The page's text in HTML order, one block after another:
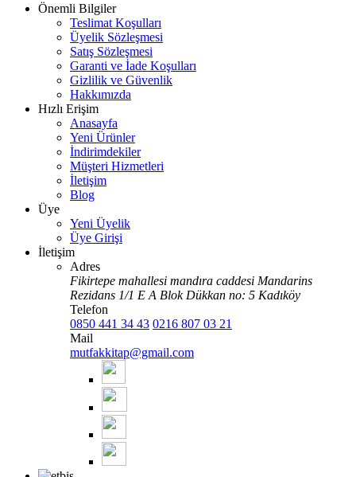
Önemli Bilgiler
Teslimat Koşulları
Üyelik Sözleşmesi
Satış Sözleşmesi
Garanti ve İade Koşulları
Gizlilik ve Güvenlik
Hakkımızda
Hızlı Erişim
Anasayfa
Yeni Ürünler
İndirimdekiler
Müşteri Hizmetleri
İletişim
Blog
Üye
Yeni Üyelik
Üye Girişi
İletişim
Adres
Fikirtepe mahallesi mandıra caddesi Mandarins
Rezidans 1/1 E A Blok Dükkan no: 5 Kadıköy
Telefon
0850 441 34 43 0216 807 03 21
Mail
mutfakkitap@gmail.com